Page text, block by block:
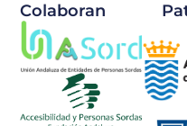
Colaboran